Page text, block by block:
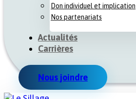
Don individuel et implication
Nos partenariats
Actualités
Carrières
Nous joindre